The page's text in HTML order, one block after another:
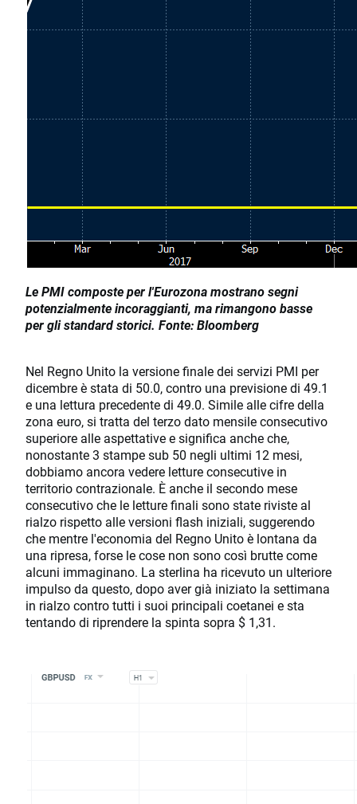
Le PMI composte per l'Eurozona mostrano segni
potenzialmente incoraggianti, ma rimangono basse
per gli standard storici. Fonte: Bloomberg
Nel Regno Unito la versione finale dei servizi PMI per
dicembre è stata di 50.0, contro una previsione di 49.1
e una lettura precedente di 49.0. Simile alle cifre della
zona euro, si tratta del terzo dato mensile consecutivo
superiore alle aspettative e significa anche che,
nonostante 3 stampe sub 50 negli ultimi 12 mesi,
dobbiamo ancora vedere letture consecutive in
territorio contrazionale. È anche il secondo mese
consecutivo che le letture finali sono state riviste al
rialzo rispetto alle versioni flash iniziali, suggerendo
che mentre l'economia del Regno Unito è lontana da
una ripresa, forse le cose non sono così brutte come
alcuni immaginano. La sterlina ha ricevuto un ulteriore
impulso da questo, dopo aver già iniziato la settimana
in rialzo contro tutti i suoi principali coetanei e sta
tentando di riprendere la spinta sopra $ 1,31.